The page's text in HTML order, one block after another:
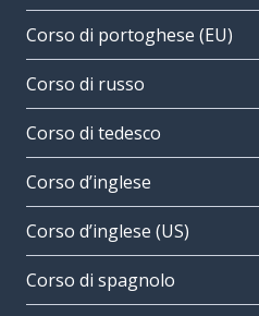
Corso di portoghese (EU)
Corso di russo
Corso di tedesco
Corso d’inglese
Corso d’inglese (US)
Corso di spagnolo